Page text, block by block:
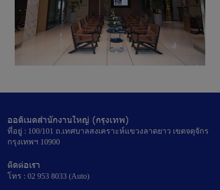
ออดิเมดสำนักงานใหญ่ (กรุงเทพ)
ที่อยู่ : 100/101 ถ.เทศบาลสงเคราะห์แขวงลาดยาว เขตจตุจักร
กรุงเทพฯ 10900
ติดต่อเรา
โทร : 02 953 8033 (Auto)